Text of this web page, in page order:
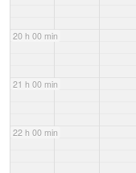
20 h 00 min
21 h 00 min
22 h 00 min